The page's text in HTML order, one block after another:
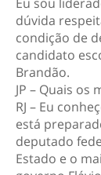
dúvida
condição de
candidato
Brandão.
JP – Quais os
RJ – Eu
está
deputado
Estado e o